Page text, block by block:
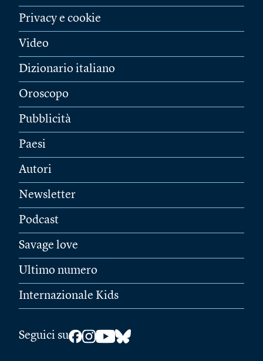
Privacy e cookie
Video
Dizionario italiano
Oroscopo
Pubblicità
Paesi
Autori
Newsletter
Podcast
Savage love
Ultimo numero
Internazionale Kids
Seguici su